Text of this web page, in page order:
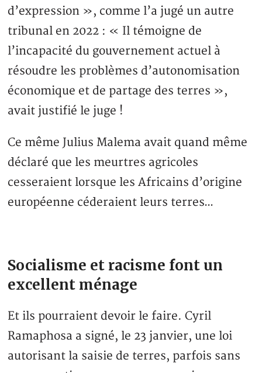
d’expression », comme l’a jugé un autre
tribunal en 2022 : « Il témoigne de
l’incapacité du gouvernement actuel à
résoudre les problèmes d’autonomisation
économique et de partage des terres »,
avait justifié le juge !
Ce même Julius Malema avait quand même
déclaré que les meurtres agricoles
cesseraient lorsque les Africains d’origine
européenne céderaient leurs terres…
Socialisme et racisme font un
excellent ménage
Et ils pourraient devoir le faire. Cyril
Ramaphosa a signé, le 23 janvier, une loi
autorisant la saisie de terres, parfois sans